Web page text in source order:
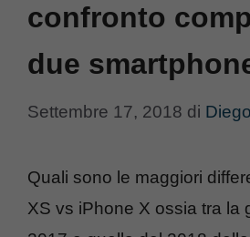
confronto
due
Settembre 17, 2018 di
Quali sono le maggiori
XS vs iPhone X ossia tra la